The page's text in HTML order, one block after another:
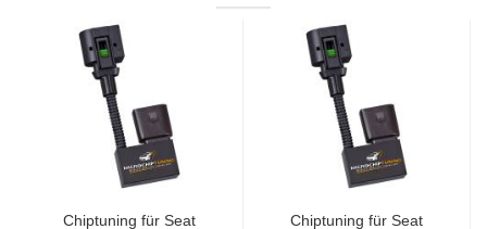
Chiptuning für Seat
Chiptuning für Seat